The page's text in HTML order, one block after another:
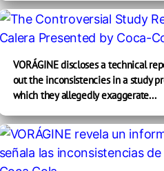
VORÁGINE discloses a technical
out the inconsistencies in a study
which they allegedly exaggerate...